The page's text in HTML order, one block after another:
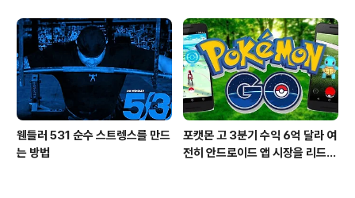
웬들러 531 순수 스트렝스를 만드
는 방법
포캣몬 고 3분기 수익 6억 달라 여
전히 안드로이드 앱 시장을 리드